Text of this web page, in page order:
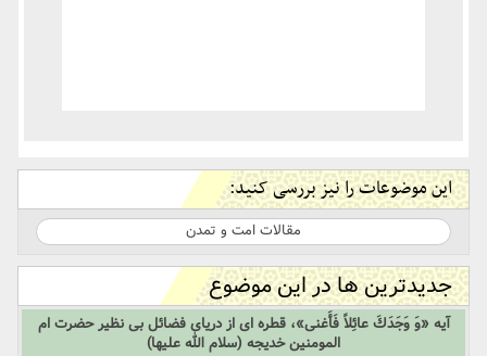
این موضوعات را نیز بررسی کنید:
مقالات امت و تمدن
جدیدترین ها در این موضوع
آیه «وَ وَجَدَكَ عائِلاً فَأَغنى»، قطره ای از دریای فضائل بی نظیر حضرت ام
المومنین خدیجه (سلام الله علیها)